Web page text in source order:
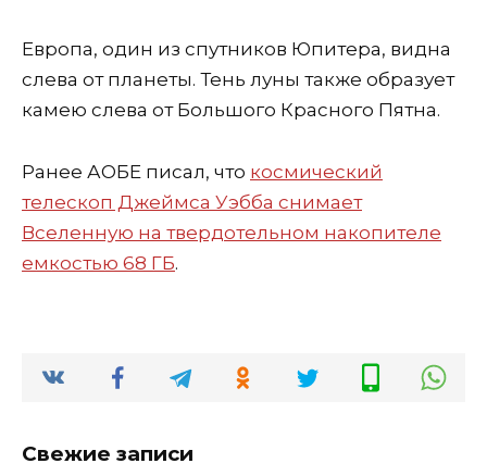
Европа, один из спутников Юпитера, видна
слева от планеты. Тень луны также образует
камею слева от Большого Красного Пятна.
Ранее АОБЕ писал, что космический
телескоп Джеймса Уэбба снимает
Вселенную на твердотельном накопителе
емкостью 68 ГБ.
Свежие записи